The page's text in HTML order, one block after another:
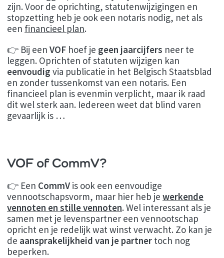
zijn. Voor de oprichting, statutenwijzigingen en
stopzetting heb je ook een notaris nodig, net als
een financieel plan.
👉 Bij een VOF hoef je geen jaarcijfers neer te
leggen. Oprichten of statuten wijzigen kan
eenvoudig via publicatie in het Belgisch Staatsblad
en zonder tussenkomst van een notaris. Een
financieel plan is evenmin verplicht, maar ik raad
dit wel sterk aan. Iedereen weet dat blind varen
gevaarlijk is …
VOF of CommV?
👉 Een CommVis ook een eenvoudige
vennootschapsvorm, maar hier heb je werkende
vennoten en stille vennoten. Wel interessant als je
samen met je levenspartner een vennootschap
opricht en je redelijk wat winst verwacht. Zo kan je
de aansprakelijkheid van je partner toch nog
beperken.